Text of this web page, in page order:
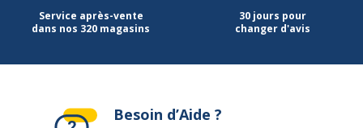
Service après-vente
dans nos 320 magasins
30 jours pour
changer d'avis
Besoin d’Aide ?